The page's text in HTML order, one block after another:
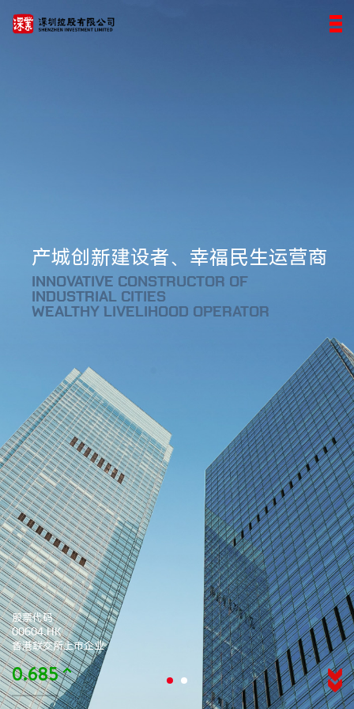
股票代码
00604.HK
香港联交所上市企业
0.685
产城创新建设者、幸福民生运营商
INNOVATIVE CONSTRUCTOR OF
INDUSTRIAL CITIES
WEALTHY LIVELIHOOD OPERATOR